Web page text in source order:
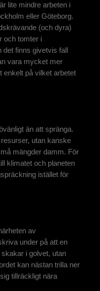
lite mindre arbeten i
eller Göteborg.
(och dyra)
och tomter i
det finns givetvis fall
vara mycket mer
enkelt på vilket arbetet
än att spränga.
utan kanske
mängder damm. För
klimatet och planeten
istället för
av
under på att en
i golvet, utan
kan nästan trilla ner
tillräckligt nära